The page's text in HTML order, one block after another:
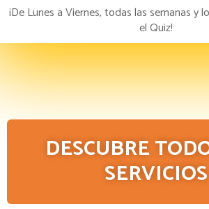
¡De Lunes a Viernes, todas las semanas y
el Quiz!
DESCUBRE
SERVICIOS